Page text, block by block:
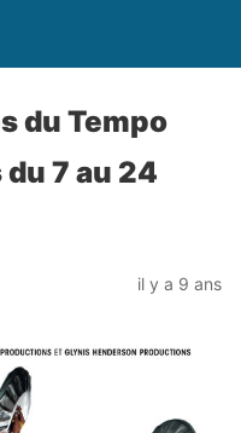
du Tempo
7 au 24
il y a 9 ans